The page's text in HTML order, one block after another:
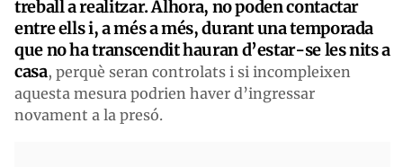
treball a realitzar. Alhora, no poden contactar
entre ells i, a més a més, durant una temporada
que no ha transcendit hauran d’estar-se les nits a
casa, perquè seran controlats i si incompleixen
aquesta mesura podrien haver d’ingressar
novament a la presó.